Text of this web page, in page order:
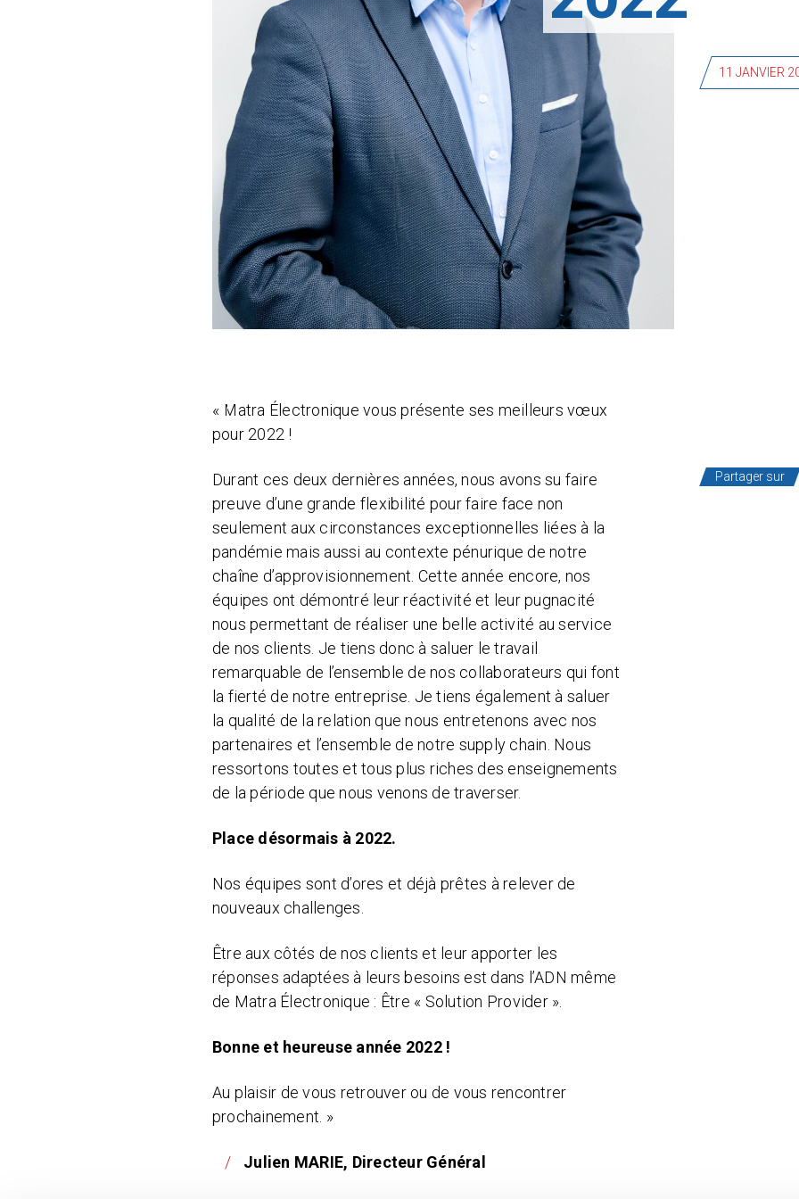
11 JANVIER
« Matra Électronique vous présente ses meilleurs vœux
pour 2022 !
Durant ces deux dernières années, nous avons su faire
preuve d’une grande flexibilité pour faire face non
seulement aux circonstances exceptionnelles liées à la
pandémie mais aussi au contexte pénurique de notre
chaîne d’approvisionnement. Cette année encore, nos
équipes ont démontré leur réactivité et leur pugnacité
nous permettant de réaliser une belle activité au service
de nos clients. Je tiens donc à saluer le travail
remarquable de l’ensemble de nos collaborateurs qui font
la fierté de notre entreprise. Je tiens également à saluer
la qualité de la relation que nous entretenons avec nos
partenaires et l’ensemble de notre supply chain. Nous
ressortons toutes et tous plus riches des enseignements
de la période que nous venons de traverser.
Place désormais à 2022.
Nos équipes sont d’ores et déjà prêtes à relever de
nouveaux challenges.
Être aux côtés de nos clients et leur apporter les
réponses adaptées à leurs besoins est dans l’ADN même
de Matra Électronique : Être « Solution Provider ».
Bonne et heureuse année 2022 !
Au plaisir de vous retrouver ou de vous rencontrer
prochainement. »
Julien MARIE, Directeur Général
Partager sur